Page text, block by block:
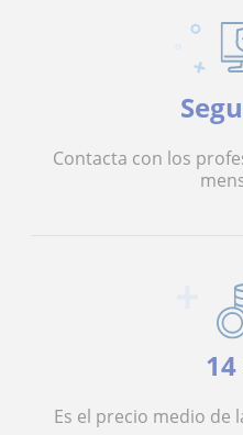
Contacta con los
Es el precio medio de